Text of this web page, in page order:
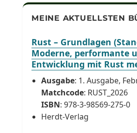
MEINE AKTUELLSTEN
Rust – Grundlagen
Moderne, performante
Entwicklung mit Rust
Ausgabe: 1. Ausgabe,
Matchcode: RUST_2026
ISBN: 978-3-98569-275-0
Herdt-Verlag